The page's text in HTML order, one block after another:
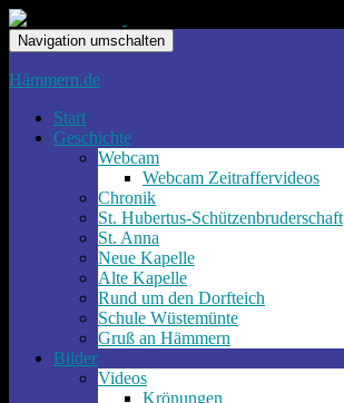
Navigation umschalten
Hämmern.de
Start
Geschichte
Webcam
Webcam Zeitraffervideos
Chronik
St. Hubertus-Schützenbruderschaft
St. Anna
Neue Kapelle
Alte Kapelle
Rund um den Dorfteich
Schule Wüstemünte
Gruß an Hämmern
Bilder
Videos
Krönungen